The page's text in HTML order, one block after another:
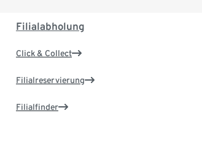
Filialabholung
Click & Collect
Filialreservierung
Filialfinder